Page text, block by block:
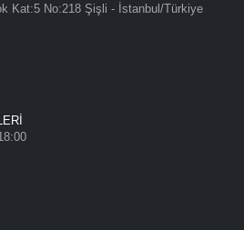
0A
Kat:5 No:218 Şişli - İstanbul/Türkiye